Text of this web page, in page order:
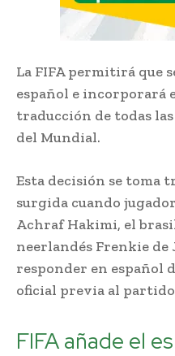
La FIFA permitirá que
español e incorporará
traducción de todas
del Mundial.
Esta decisión se toma
surgida cuando
Achraf Hakimi, el
neerlandés Frenkie
responder en español
oficial previa al
FIFA añade el